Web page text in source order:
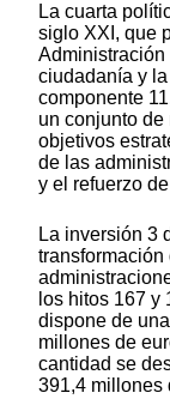
La cuarta
siglo XXI, que
Administración
ciudadanía y
componente
un conjunto de
objetivos
de las
y el refuerzo
La inversión 3
los hitos 167
dispone de
millones de
cantidad se
391,4 millones